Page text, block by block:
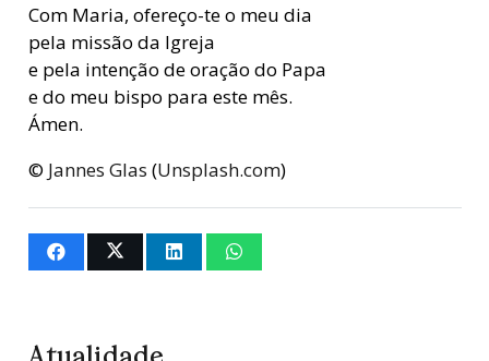
Com Maria, ofereço-te o meu dia
pela missão da Igreja
e pela intenção de oração do Papa
e do meu bispo para este mês.
Ámen.
© Jannes Glas (Unsplash.com)